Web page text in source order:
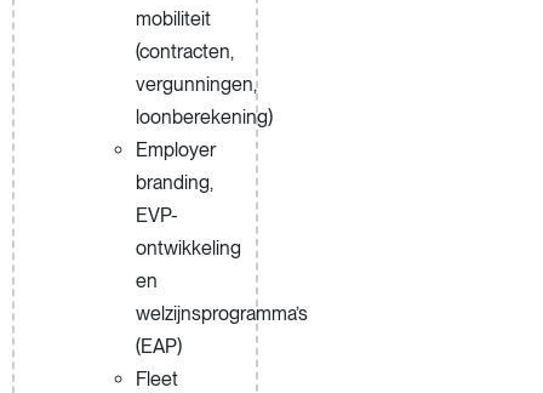
mobiliteit
(contracten,
vergunningen,
loonberekening)
Employer
branding,
EVP-
ontwikkeling
en
welzijnsprogramma’s
(EAP)
Fleet